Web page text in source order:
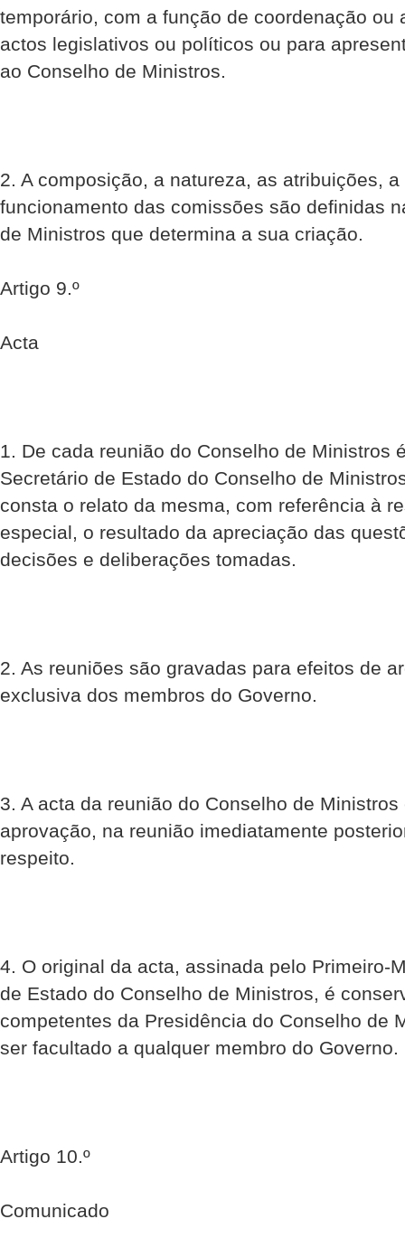
temporário, com a função de coordenação ou
actos legislativos ou políticos ou para
ao Conselho de Ministros.
2. A composição, a natureza, as atribuições,
funcionamento das comissões são definidas
de Ministros que determina a sua criação.
Artigo 9.º
Acta
1. De cada reunião do Conselho de Ministros
Secretário de Estado do Conselho de
consta o relato da mesma, com referência à
especial, o resultado da apreciação das
decisões e deliberações tomadas.
2. As reuniões são gravadas para efeitos de
exclusiva dos membros do Governo.
3. A acta da reunião do Conselho de
aprovação, na reunião imediatamente
respeito.
4. O original da acta, assinada pelo Primeiro-
de Estado do Conselho de Ministros, é
competentes da Presidência do Conselho de
ser facultado a qualquer membro do Governo.
Artigo 10.º
Comunicado